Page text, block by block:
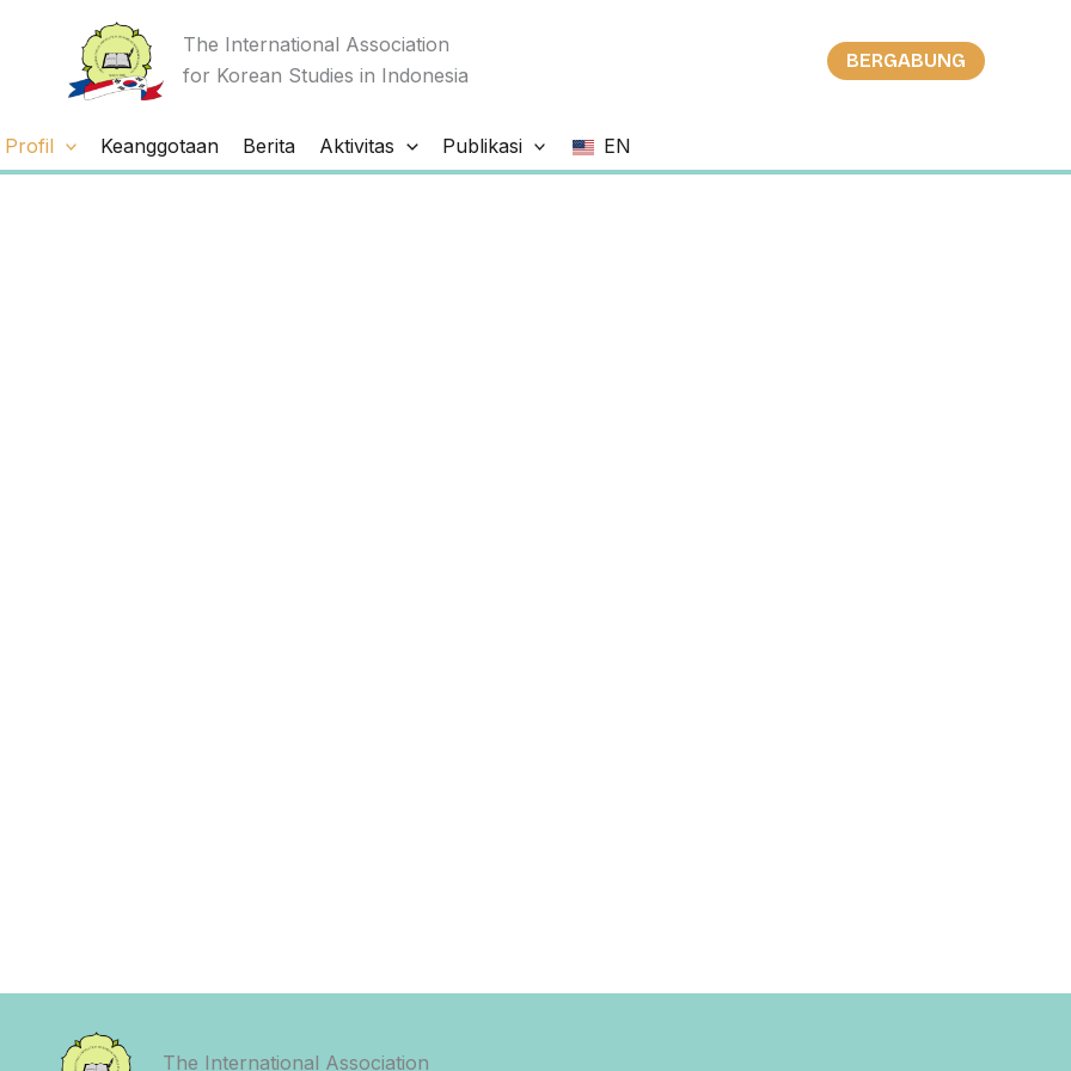
The International Association
for Korean Studies in Indonesia
BERGABUNG
Profil Keanggotaan Berita Aktivitas Publikasi EN
The International Association